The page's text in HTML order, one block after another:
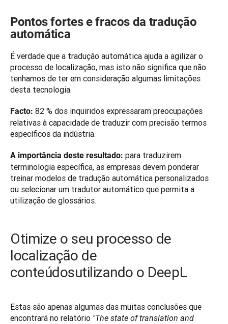
Pontos fortes e fracos da tradução
automática
É verdade que a tradução automática ajuda a agilizar o
processo de localização, mas isto não significa que não
tenhamos de ter em consideração algumas limitações
desta tecnologia.
Facto: 82 % dos inquiridos expressaram preocupações
relativas à capacidade de traduzir com precisão termos
específicos da indústria.
A importância deste resultado: para traduzirem
terminologia específica, as empresas devem ponderar
treinar modelos de tradução automática personalizados
ou selecionar um tradutor automático que permita a
utilização de glossários.
Otimize o seu processo de
localização de
conteúdosutilizando o DeepL
Estas são apenas algumas das muitas conclusões que
encontrará no relatório "The state of translation and